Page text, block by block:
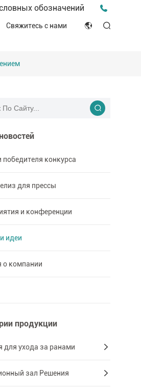
обозначений
и конференции
Свяжитесь с нами
Japan
Русский язык
بالعربية
Español
Deutsch
победителя конкурса
для прессы
и конференции
идеи
о компании
продукции
для ухода за ранами
зал Решения